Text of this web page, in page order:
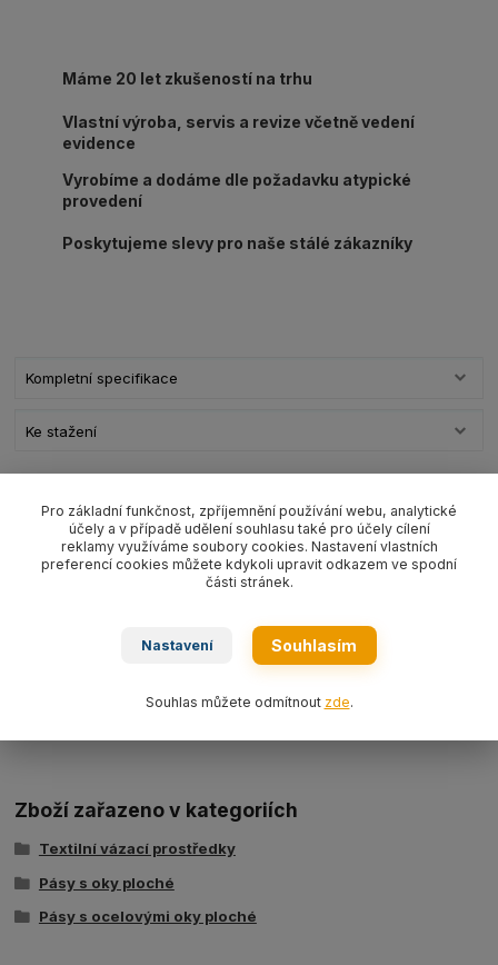
Máme 20 let zkušeností na trhu
Vlastní výroba, servis a revize včetně vedení
evidence
Vyrobíme a dodáme dle požadavku atypické
provedení
Poskytujeme slevy pro naše stálé zákazníky
Kompletní specifikace
Ke stažení
Pás s ocelovými oky plochý textilní s nosností 2000 kg/ délka L
dle výběru, šíře 60 mm,barva zelená WLL2000 kg, PES typ
ouvrstvý dle EN 1492-1.
Zboží zařazeno v kategoriích
Textilní vázací prostředky
Pásy s oky ploché
Pásy s ocelovými oky ploché
Pro základní funkčnost, zpříjemnění používání webu, analytické
účely a v případě udělení souhlasu také pro účely cílení
reklamy využíváme soubory cookies. Nastavení vlastních
preferencí cookies můžete kdykoli upravit odkazem ve spodní
části stránek.
Nastavení Souhlasím
Souhlas můžete odmítnout zde.